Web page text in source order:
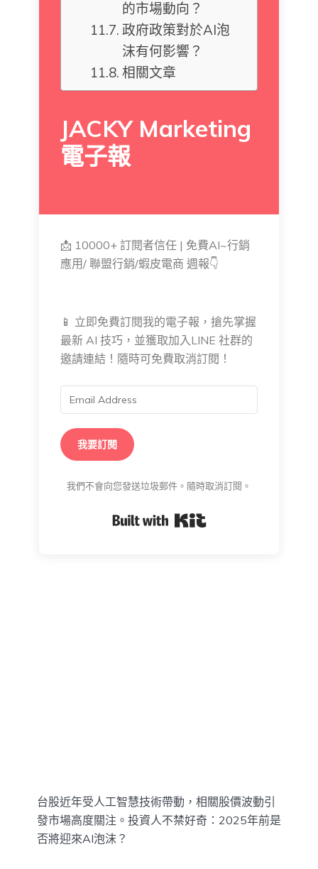
的市場動向？
政府政策對於AI泡
沫有何影響？
相關文章
JACKY Marketing
電子報
📩 10000+ 訂閱者信任 | 免費AI~行銷
應用/ 聯盟行銷/蝦皮電商 週報👇
📱 立即免費訂閱我的電子報，搶先掌握
最新 AI 技巧，並獲取加入LINE 社群的
邀請連結！隨時可免費取消訂閱！
我要訂閱
我們不會向您發送垃圾郵件。隨時取消訂閱。
台股近年受人工智慧技術帶動，相關股價波動引
發市場高度關注。投資人不禁好奇：2025年前是
否將迎來AI泡沫？